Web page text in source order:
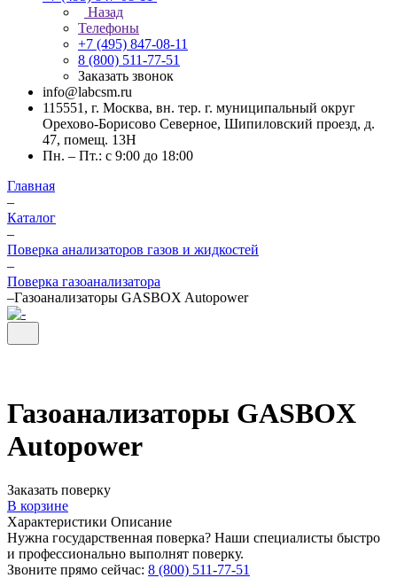
Назад
Телефоны
+7 (495) 847-08-11
8 (800) 511-77-51
Заказать звонок
info@labcsm.ru
115551, г. Москва, вн. тер. г. муниципальный округ
Орехово-Борисово Северное, Шипиловский проезд, д.
47, помещ. 13Н
Пн. – Пт.: с 9:00 до 18:00
Главная
–
Каталог
–
Поверка анализаторов газов и жидкостей
–
Поверка газоанализатора
–Газоанализаторы GASBOX Autopower
Газоанализаторы GASBOX
Autopower
Заказать поверку
В корзине
Характеристики Описание
Нужна государственная поверка? Наши специалисты быстро
и профессионально выполнят поверку.
Звоните прямо сейчас: 8 (800) 511-77-51